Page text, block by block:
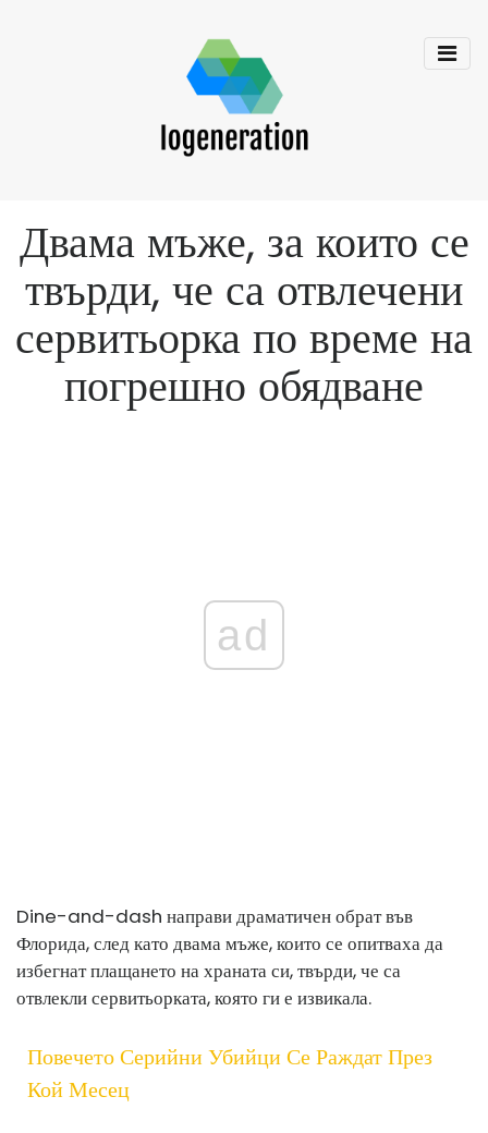
Двама мъже, за които се
твърди, че са отвлечени
сервитьорка по време на
погрешно обядване
ad
Dine-and-dash направи драматичен обрат във
Флорида, след като двама мъже, които се опитваха да
избегнат плащането на храната си, твърди, че са
отвлекли сервитьорката, която ги е извикала.
Повечето Серийни Убийци Се Раждат През
Кой Месец